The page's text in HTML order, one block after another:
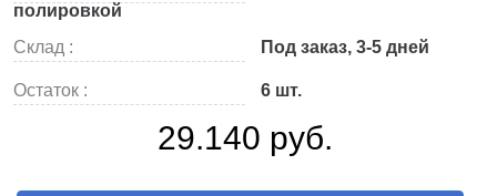
полировкой
Склад :
Под заказ, 3-5 дней
Остаток : 6 шт.
29.140 руб.